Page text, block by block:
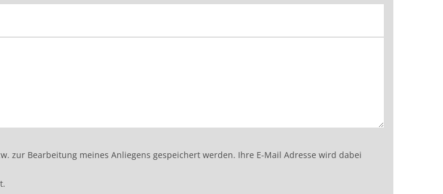
zur Bearbeitung meines Anliegens gespeichert werden. Ihre E-Mail Adresse wird dabei